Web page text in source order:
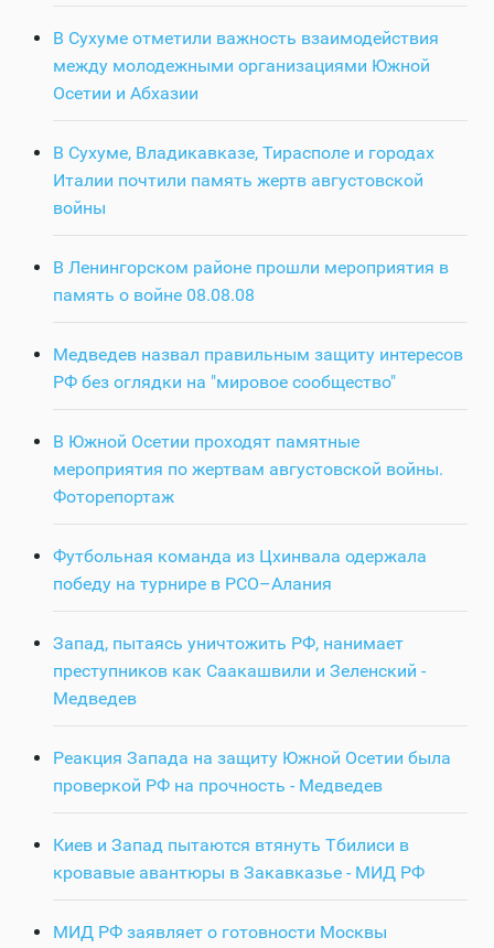
В Сухуме отметили важность взаимодействия
между молодежными организациями Южной
Осетии и Абхазии
В Сухуме, Владикавказе, Тирасполе и городах
Италии почтили память жертв августовской
войны
В Ленингорском районе прошли мероприятия в
память о войне 08.08.08
Медведев назвал правильным защиту интересов
РФ без оглядки на "мировое сообщество"
В Южной Осетии проходят памятные
мероприятия по жертвам августовской войны.
Фоторепортаж
Футбольная команда из Цхинвала одержала
победу на турнире в РСО–Алания
Запад, пытаясь уничтожить РФ, нанимает
преступников как Саакашвили и Зеленский -
Медведев
Реакция Запада на защиту Южной Осетии была
проверкой РФ на прочность - Медведев
Киев и Запад пытаются втянуть Тбилиси в
кровавые авантюры в Закавказье - МИД РФ
МИД РФ заявляет о готовности Москвы